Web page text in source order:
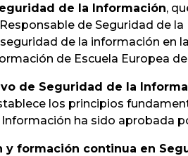
de la Información,
de Seguridad de
de la información en
de Escuela Europea
de Seguridad de la
los principios
ha sido aprobada
y formación continua en